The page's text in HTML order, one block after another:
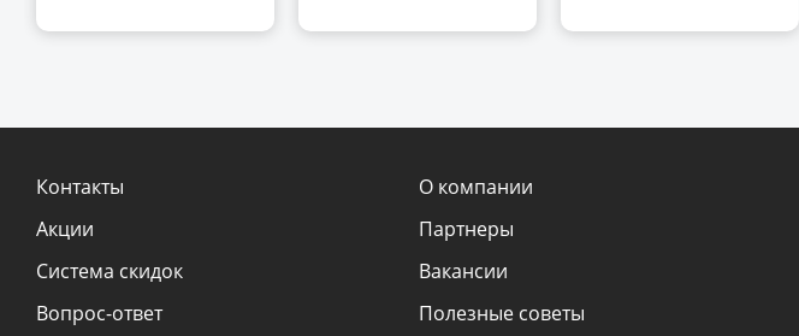
Контакты
Акции
Система скидок
Вопрос-ответ
О компании
Партнеры
Вакансии
Полезные советы